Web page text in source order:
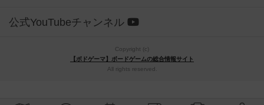
公式YouTubeチャンネル
Copyright (c)
【ボドゲーマ】ボードゲームの総合情報サイト
All rights reserved.